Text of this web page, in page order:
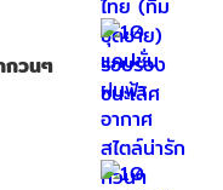
กวนๆ